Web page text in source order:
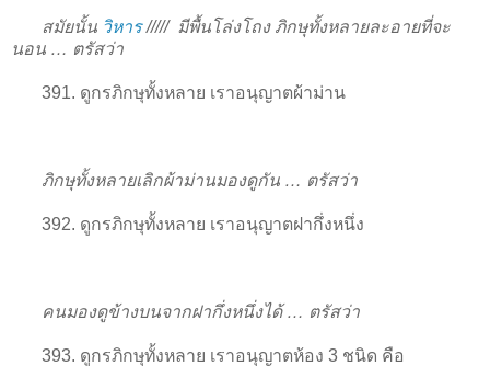
สมัยนั้น วิหาร ///// มีพื้นโล่งโถง ภิกษุทั้งหลายละอายที่จะ
นอน … ตรัสว่า
391. ดูกรภิกษุทั้งหลาย เราอนุญาตผ้าม่าน
ภิกษุทั้งหลายเลิกผ้าม่านมองดูกัน … ตรัสว่า
392. ดูกรภิกษุทั้งหลาย เราอนุญาตฝากึ่งหนึ่ง
คนมองดูข้างบนจากฝากึ่งหนึ่งได้ … ตรัสว่า
393. ดูกรภิกษุทั้งหลาย เราอนุญาตห้อง 3 ชนิด คือ